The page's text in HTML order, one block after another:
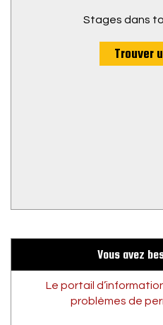
Stages dans
Trouver
Vous avez
Le portail
problèmes de